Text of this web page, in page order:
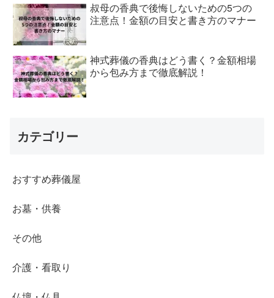
叔母の香典で後悔しないための5つの
注意点！金額の目安と書き方のマナー
神式葬儀の香典はどう書く？金額相場
から包み方まで徹底解説！
カテゴリー
おすすめ葬儀屋
お墓・供養
その他
介護・看取り